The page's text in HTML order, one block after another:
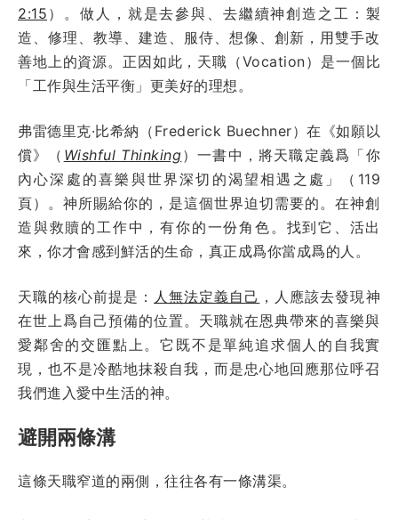
2:15 ）。做人，就是去參與、去繼續神創造之工：製
造、修理、教導、建造、服侍、想像、創新，用雙手改
善地上的資源。正因如此，天職（Vocation）是一個比
「工作與生活平衡」更美好的理想。
弗雷德里克·比希納（Frederick Buechner）在《如願以
償》（ Wishful Thinking）一書中，將天職定義爲「你
內心深處的喜樂與世界深切的渴望相遇之處」（119
頁）。神所賜給你的，是這個世界迫切需要的。在神創
造與救贖的工作中，有你的一份角色。找到它、活出
來，你才會感到鮮活的生命，真正成爲你當成爲的人。
天職的核心前提是： 人無法定義自己 ，人應該去發現神
在世上爲自己預備的位置。天職就在恩典帶來的喜樂與
愛鄰舍的交匯點上。它既不是單純追求個人的自我實
現，也不是冷酷地抹殺自我，而是忠心地回應那位呼召
我們進入愛中生活的神。
避開兩條溝
這條天職窄道的兩側，往往各有一條溝渠。